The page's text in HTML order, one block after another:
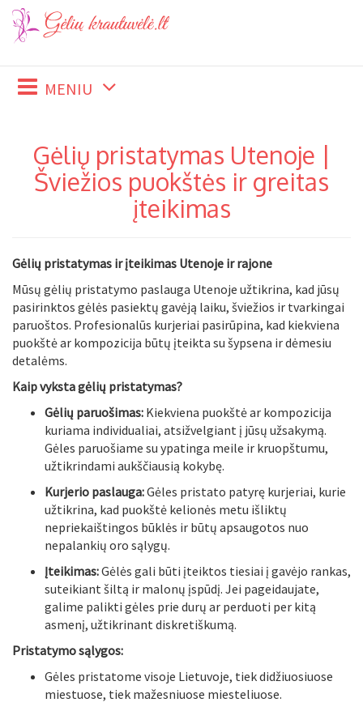
MENIU
Gėlių pristatymas Utenoje |
Šviežios puokštės ir greitas
įteikimas
Gėlių pristatymas ir įteikimas Utenoje ir rajone
Mūsų gėlių pristatymo paslauga Utenoje užtikrina, kad jūsų
pasirinktos gėlės pasiektų gavėją laiku, šviežios ir tvarkingai
paruoštos. Profesionalūs kurjeriai pasirūpina, kad kiekviena
puokštė ar kompozicija būtų įteikta su šypsena ir dėmesiu
detalėms.
Kaip vyksta gėlių pristatymas?
Gėlių paruošimas: Kiekviena puokštė ar kompozicija
kuriama individualiai, atsižvelgiant į jūsų užsakymą.
Gėles paruošiame su ypatinga meile ir kruopštumu,
užtikrindami aukščiausią kokybę.
Kurjerio paslauga:Gėles pristato patyrę kurjeriai, kurie
užtikrina, kad puokštė kelionės metu išliktų
nepriekaištingos būklės ir būtų apsaugotos nuo
nepalankių oro sąlygų.
Įteikimas:Gėlės gali būti įteiktos tiesiai į gavėjo rankas,
suteikiant šiltą ir malonų įspūdį. Jei pageidaujate,
galime palikti gėles prie durų ar perduoti per kitą
asmenį, užtikrinant diskretiškumą.
Pristatymo sąlygos:
Gėles pristatome visoje Lietuvoje, tiek didžiuosiuose
miestuose, tiek mažesniuose miesteliuose.